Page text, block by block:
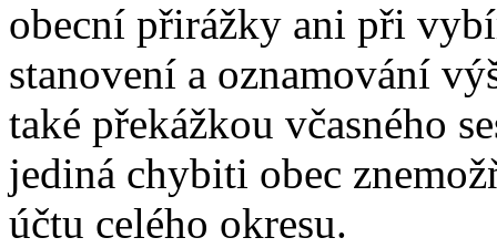
obecní přirážky ani při
stanovení a oznamování
také překážkou včasného
jediná chybiti obec
účtu celého okresu.